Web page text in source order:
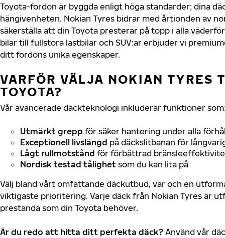
Toyota-fordon är byggda enligt höga standarder; dina
hängivenheten. Nokian Tyres bidrar med årtionden av
säkerställa att din Toyota presterar på topp i alla
bilar till fullstora lastbilar och SUV:ar erbjuder vi
ditt fordons unika egenskaper.
VARFÖR VÄLJA NOKIAN TYRES
TOYOTA?
Vår avancerade däckteknologi inkluderar funktioner
Utmärkt grepp för säker hantering under alla
Exceptionell livslängd på däckslitbanan för
Lågt rullmotstånd för förbättrad
Nordisk testad tålighet som du kan lita på
Välj bland vårt omfattande däckutbud, var och en
viktigaste prioritering. Varje däck från Nokian Tyres är
prestanda som din Toyota behöver.
Är du redo att hitta ditt perfekta däck? Använd vår